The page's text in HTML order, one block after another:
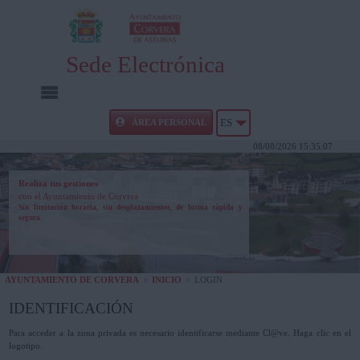
Sede Electrónica
INICIO
CARPETA CIUDADANA
AYUDA
ÁREA PERSONAL ES
08/08/2026 15:35:07
Realiza tus gestiones
con el Ayuntamiento de Corvera
Sin limitación horaria, sin desplazamientos, de forma rápida y
segura.
AYUNTAMIENTO DE CORVERA INICIO LOGIN
IDENTIFICACIÓN
Para acceder a la zona privada es necesario identificarse mediante Cl@ve. Haga clic en el
logotipo.